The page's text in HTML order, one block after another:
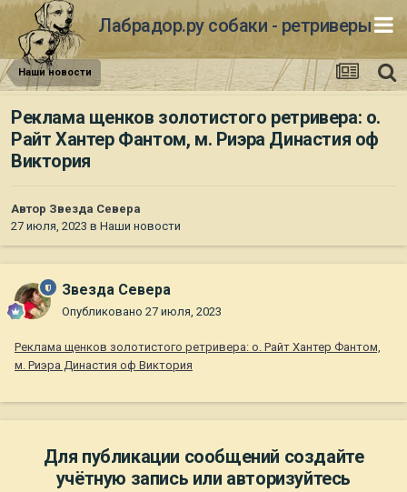
Лабрадор.ру собаки - ретриверы
Наши новости
Реклама щенков золотистого ретривера: о.
Райт Хантер Фантом, м. Риэра Династия оф
Виктория
Автор Звезда Севера
27 июля, 2023 в Наши новости
Звезда Севера
Опубликовано 27 июля, 2023
Реклама щенков золотистого ретривера: о. Райт Хантер Фантом,
м. Риэра Династия оф Виктория
Для публикации сообщений создайте
учётную запись или авторизуйтесь